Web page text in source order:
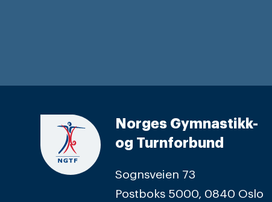
Norges Gymnastikk-
og Turnforbund
Sognsveien 73
Postboks 5000, 0840 Oslo